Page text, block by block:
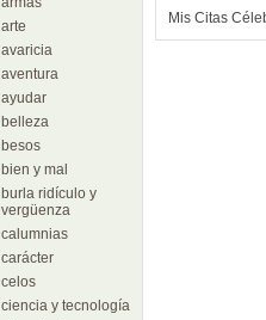
arte
avaricia
aventura
ayudar
belleza
besos
bien y mal
burla ridículo y
vergüenza
calumnias
carácter
celos
ciencia y tecnología
Mis Citas